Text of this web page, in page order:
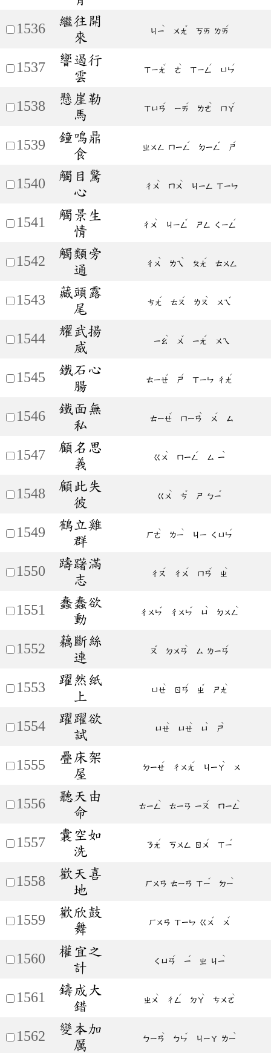
1536
繼往開
來
ㄐㄧ
ˋ
ㄨㄤ
ˇ
ㄎㄞ ㄌㄞ
ˊ
1537
響遏行
雲
ㄒㄧㄤ
ˇ
ㄜ
ˋ
ㄒㄧㄥ
ˊ
ㄩㄣ
ˊ
1538
懸崖勒
馬
ㄒㄩㄢ
ˊ
ㄧㄞ
ˊ
ㄌㄜ
ˋ
ㄇㄚ
ˇ
1539
鐘鳴鼎
食
ㄓㄨㄥ ㄇㄧㄥ
ˊ
ㄉㄧㄥ
ˇ
ㄕ
ˊ
1540
觸目驚
心
ㄔㄨ
ˋ
ㄇㄨ
ˋ
ㄐㄧㄥ ㄒㄧㄣ
1541
觸景生
情
ㄔㄨ
ˋ
ㄐㄧㄥ
ˇ
ㄕㄥ ㄑㄧㄥ
ˊ
1542
觸類旁
通
ㄔㄨ
ˋ
ㄌㄟ
ˋ
ㄆㄤ
ˊ
ㄊㄨㄥ
1543
藏頭露
尾
ㄘㄤ
ˊ
ㄊㄡ
ˊ
ㄌㄡ
ˋ
ㄨㄟ
ˇ
1544
耀武揚
威
ㄧㄠ
ˋ
ㄨ
ˇ
ㄧㄤ
ˊ
ㄨㄟ
1545
鐵石心
腸
ㄊㄧㄝ
ˇ
ㄕ
ˊ
ㄒㄧㄣ ㄔㄤ
ˊ
1546
鐵面無
私
ㄊㄧㄝ
ˇ
ㄇㄧㄢ
ˋ
ㄨ
ˊ
ㄙ
1547
顧名思
義
ㄍㄨ
ˋ
ㄇㄧㄥ
ˊ
ㄙ ㄧ
ˋ
1548
顧此失
彼
ㄍㄨ
ˋ
ㄘ
ˇ
ㄕ ㄅㄧ
ˇ
1549
鶴立雞
群
ㄏㄜ
ˋ
ㄌㄧ
ˋ
ㄐㄧ ㄑㄩㄣ
ˊ
1550
躊躇滿
志
ㄔㄡ
ˊ
ㄔㄨ
ˊ
ㄇㄢ
ˇ
ㄓ
ˋ
1551
蠢蠢欲
動
ㄔㄨㄣ
ˇ
ㄔㄨㄣ
ˇ
ㄩ
ˋ
ㄉㄨㄥ
ˋ
1552
藕斷絲
連
ㄡ
ˇ
ㄉㄨㄢ
ˋ
ㄙ ㄌㄧㄢ
ˊ
1553
躍然紙
上
ㄩㄝ
ˋ
ㄖㄢ
ˊ
ㄓ
ˇ
ㄕㄤ
ˋ
1554
躍躍欲
試
ㄩㄝ
ˋ
ㄩㄝ
ˋ
ㄩ
ˋ
ㄕ
ˋ
1555
疊床架
屋
ㄉㄧㄝ
ˊ
ㄔㄨㄤ
ˊ
ㄐㄧㄚ
ˋ
ㄨ
1556
聽天由
命
ㄊㄧㄥ
ˋ
ㄊㄧㄢ ㄧㄡ
ˊ
ㄇㄧㄥ
ˋ
1557
囊空如
洗
ㄋㄤ
ˊ
ㄎㄨㄥ ㄖㄨ
ˊ
ㄒㄧ
ˇ
1558
歡天喜
地
ㄏㄨㄢ ㄊㄧㄢ ㄒㄧ
ˇ
ㄉㄧ
ˋ
1559
歡欣鼓
舞
ㄏㄨㄢ ㄒㄧㄣ ㄍㄨ
ˇ
ㄨ
ˇ
1560
權宜之
計
ㄑㄩㄢ
ˊ
ㄧ
ˊ
ㄓ ㄐㄧ
ˋ
1561
鑄成大
錯
ㄓㄨ
ˋ
ㄔㄥ
ˊ
ㄉㄚ
ˋ
ㄘㄨㄛ
ˋ
1562
變本加
厲
ㄅㄧㄢ
ˋ
ㄅㄣ
ˇ
ㄐㄧㄚ ㄌㄧ
ˋ